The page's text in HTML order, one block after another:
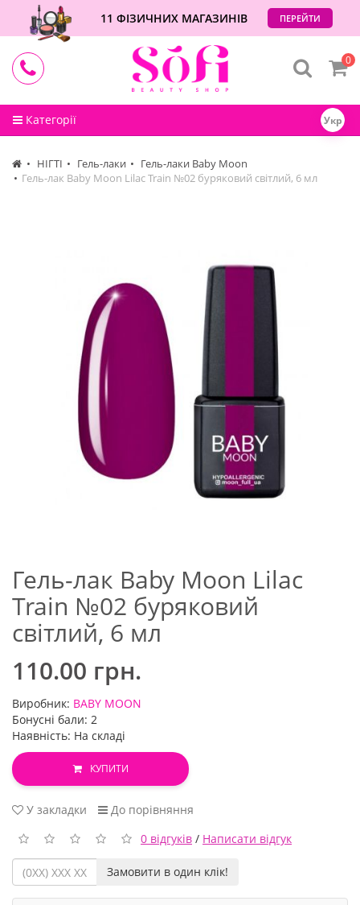
11 ФІЗИЧНИХ МАГАЗИНІВ ПЕРЕЙТИ
Категорії Укр
0
НІГТІ Гель-лаки
Гель-лаки Baby Moon
Гель-лак Baby Moon Lilac Train №02 буряковий світлий, 6 мл
Гель-лак Baby Moon Lilac
Train №02 буряковий
світлий, 6 мл
110.00 грн.
Виробник: BABY MOON
Бонусні бали: 2
Наявність: На складі
КУПИТИ
У закладки
До порівняння
0 відгуків / Написати відгук
Замовити в один клік!